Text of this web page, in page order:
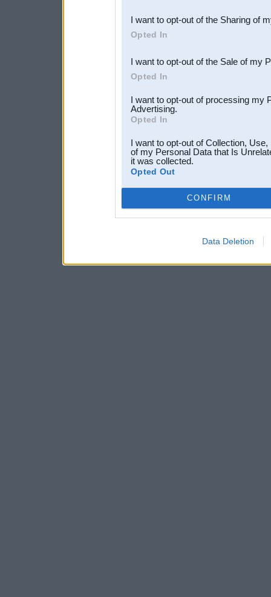
Downstream Participants
third parties.
I want to opt-out of the Sharing of
Opted In
I want to opt-out of the Sale of my
Opted In
I want to opt-out of processing my
Advertising.
Opted In
I want to opt-out of Collection,
of my Personal Data that Is
it was collected.
Opted Out
CONFIRM
Data Deletion